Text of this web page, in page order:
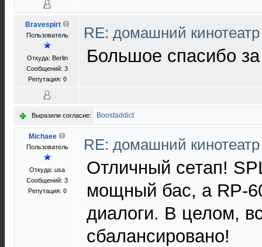
Bravespirt
Пользователь
Откуда: Berlin
Сообщений: 3
Репутация: 0
RE: домашний
Большое спасибо за
Выразили согласие: Boostaddict
Michaee
Пользователь
Откуда: usa
Сообщений: 3
Репутация: 0
RE: домашний
Отличный сетап!
мощный бас, а RP-
диалоги. В целом,
сбалансировано!